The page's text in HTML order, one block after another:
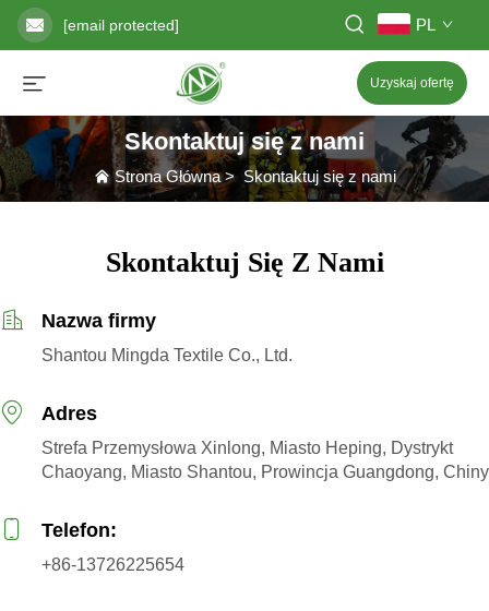
[email protected] PL
Uzyskaj ofertę
Skontaktuj się z nami
Strona Główna> Skontaktuj się z nami
Skontaktuj Się Z Nami
Nazwa firmy
Shantou Mingda Textile Co., Ltd.
Adres
Strefa Przemysłowa Xinlong, Miasto Heping, Dystrykt
Chaoyang, Miasto Shantou, Prowincja Guangdong, Chiny
Telefon:
+86-13726225654